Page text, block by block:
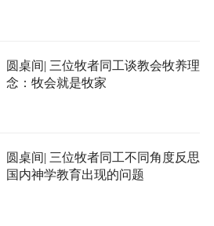
圆桌间| 三位牧者同工谈教会牧养理
念：牧会就是牧家
圆桌间| 三位牧者同工不同角度反思
国内神学教育出现的问题